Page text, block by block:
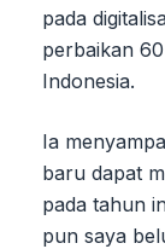
pada
perbaikan
Indonesia.
Ia
baru dapat
pada tahun
pun saya